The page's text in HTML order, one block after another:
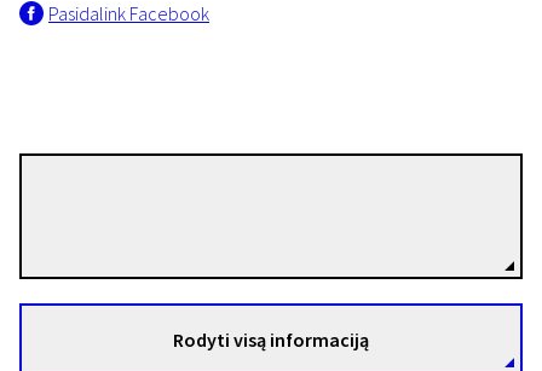
Pasidalink Facebook
Rodyti visą informaciją